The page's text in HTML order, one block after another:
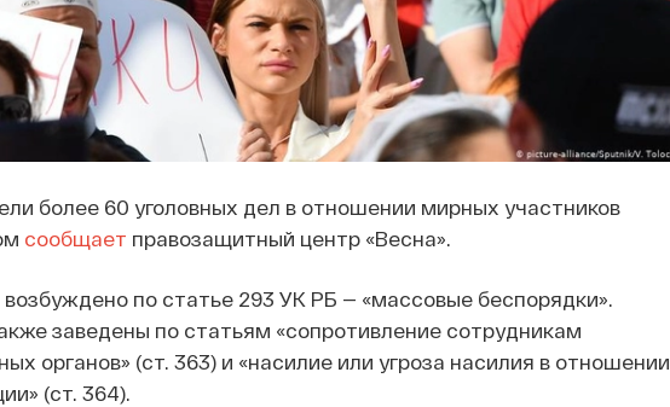
более 60 уголовных дел в отношении мирных участников
сообщает правозащитный центр «Весна».
по статье 293 УК РБ — «массовые беспорядки».
заведены по статьям «сопротивление сотрудникам
органов» (ст. 363) и «насилие или угроза насилия в отношении
(ст. 364).